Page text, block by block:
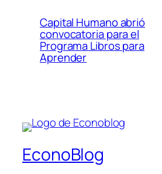
Capital Humano abrió
convocatoria para el
Programa Libros para
Aprender
EconoBlog